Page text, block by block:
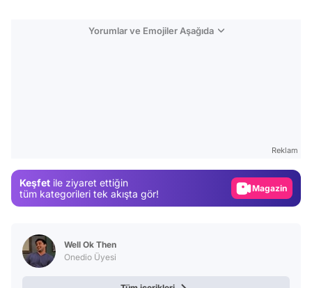
Yorumlar ve Emojiler Aşağıda
Reklam
Keşfet ile ziyaret ettiğin
tüm kategorileri tek akışta gör!
Video
Well Ok Then
Onedio Üyesi